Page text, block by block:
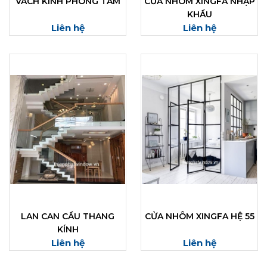
Liên hệ
KHẨU
Liên hệ
LAN CAN CẦU THANG
KÍNH
Liên hệ
CỬA NHÔM XINGFA HỆ 55
Liên hệ